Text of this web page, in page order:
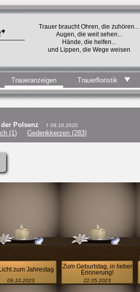
Traueranzeigen Trauerfloristik
Polsenz
† 09.10.2020
(1) Gedenkkerzen (283)
zum Jahrestag
09.10.2023
Zum Geburtstag, in lieber
Erinnerung!
22.05.2023
Trauer braucht Ohren, die zuhören...
Augen, die weit sehen...
Hände, die helfen...
und Lippen, die Wege weisen